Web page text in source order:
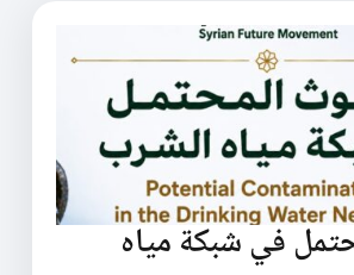
في شبكة مياه